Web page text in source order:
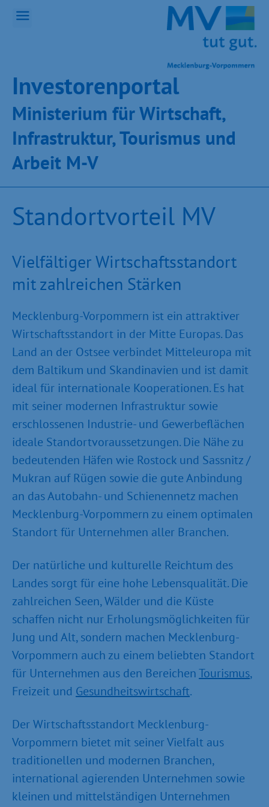
Inves­toren­por­tal
Ministeri­um für Wirt­schaft,
Infra­struk­tur, Tou­ris­mus und
Ar­beit M-V
Standortvorteil MV
Vielfältiger Wirtschaftsstandort
mit zahlreichen Stärken
Mecklenburg-Vorpommern ist ein attraktiver
Wirtschaftsstandort in der Mitte Europas. Das
Land an der Ostsee verbindet Mitteleuropa mit
dem Baltikum und Skandinavien und ist damit
ideal für internationale Kooperationen. Es hat
mit seiner modernen Infrastruktur sowie
erschlossenen Industrie- und Gewerbeflächen
ideale Standortvoraussetzungen. Die Nähe zu
bedeutenden Häfen wie Rostock und Sassnitz /
Mukran auf Rügen sowie die gute Anbindung
an das Autobahn- und Schienennetz machen
Mecklenburg-Vorpommern zu einem optimalen
Standort für Unternehmen aller Branchen.
Der natürliche und kulturelle Reichtum des
Landes sorgt für eine hohe Lebensqualität. Die
zahlreichen Seen, Wälder und die Küste
schaffen nicht nur Erholungsmöglichkeiten für
Jung und Alt, sondern machen Mecklenburg-
Vorpommern auch zu einem beliebten Standort
für Unternehmen aus den BereichenTourismus,
Freizeit und Gesundheitswirtschaft.
Der Wirtschaftsstandort Mecklenburg-
Vorpommern bietet mit seiner Vielfalt aus
traditionellen und modernen Branchen,
international agierenden Unternehmen sowie
kleinen und mittelständigen Unternehmen